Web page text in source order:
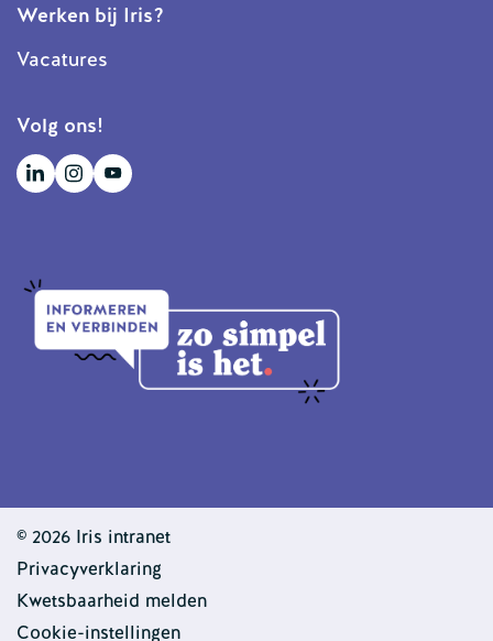
Werken bij Iris?
Vacatures
Volg ons!
© 2026 Iris intranet
Privacyverklaring
Kwetsbaarheid melden
Cookie-instellingen